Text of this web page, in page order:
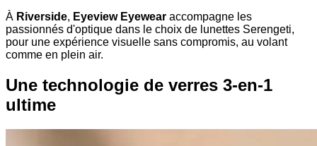
À Riverside, Eyeview Eyewear accompagne les
passionnés d'optique dans le choix de lunettes Serengeti,
pour une expérience visuelle sans compromis, au volant
comme en plein air.
Une technologie de verres 3-en-1
ultime